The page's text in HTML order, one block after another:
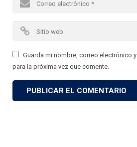
Guarda mi nombre, correo electrónico
para la próxima vez que comente.